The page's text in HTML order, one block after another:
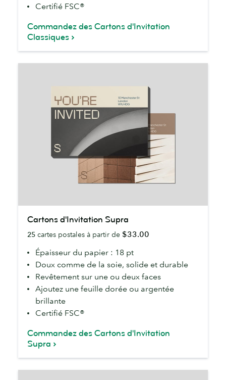
Certifié FSC®
Commandez des Cartons d'Invitation
Classiques
d'Invitation
Supra
Cartons d'Invitation Supra
25 cartes postales à partir de $33.00
Épaisseur du papier : 18 pt
Doux comme de la soie, solide et durable
Revêtement sur une ou deux faces
Ajoutez une feuille dorée ou argentée
brillante
Certifié FSC®
Commandez des Cartons d'Invitation
Supra